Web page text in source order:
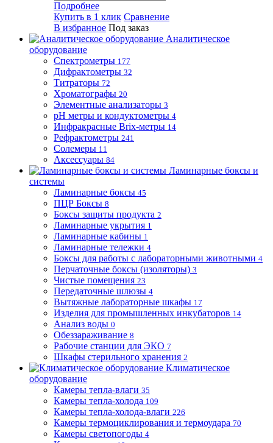
Подробнее
Купить в 1 клик Сравнение
В избранное Под заказ
Аналитическое
оборудование
Спектрометры 177
Дифрактометры 32
Титраторы 72
Хроматографы 20
Элементные анализаторы 3
pH метры и кондуктометры 4
Инфракрасные Brix-метры 14
Рефрактометры 241
Солемеры 11
Аксессуары 84
Ламинарные боксы и
системы
Ламинарные боксы 45
ПЦР Боксы 8
Боксы защиты продукта 2
Ламинарные укрытия 1
Ламинарные кабины 1
Ламинарные тележки 4
Боксы для работы с лабораторными животными 4
Перчаточные боксы (изоляторы) 3
Чистые помещения 23
Передаточные шлюзы 4
Вытяжные лабораторные шкафы 17
Изделия для промышленных инкубаторов 14
Анализ воды 0
Обеззараживание 8
Рабочие станции для ЭКО 7
Шкафы стерильного хранения 2
Климатическое
оборудование
Камеры тепла-влаги 35
Камеры тепла-холода 109
Камеры тепла-холода-влаги 226
Камеры термоциклирования и термоудара 70
Камеры светопогоды 4